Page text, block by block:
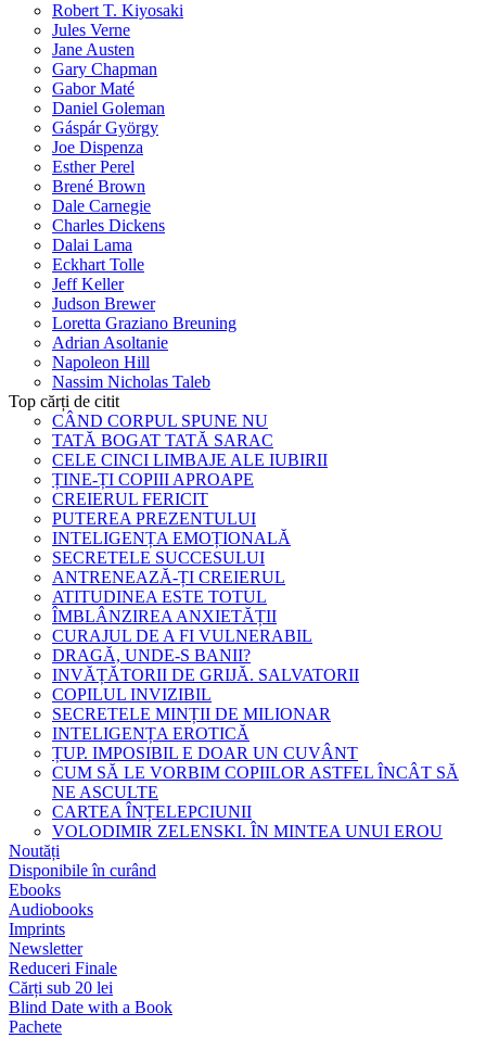
Robert T. Kiyosaki
Jules Verne
Jane Austen
Gary Chapman
Gabor Maté
Daniel Goleman
Gáspár György
Joe Dispenza
Esther Perel
Brené Brown
Dale Carnegie
Charles Dickens
Dalai Lama
Eckhart Tolle
Jeff Keller
Judson Brewer
Loretta Graziano Breuning
Adrian Asoltanie
Napoleon Hill
Nassim Nicholas Taleb
Top cărți de citit
CÂND CORPUL SPUNE NU
TATĂ BOGAT TATĂ SARAC
CELE CINCI LIMBAJE ALE IUBIRII
ȚINE-ȚI COPIII APROAPE
CREIERUL FERICIT
PUTEREA PREZENTULUI
INTELIGENȚA EMOȚIONALĂ
SECRETELE SUCCESULUI
ANTRENEAZĂ-ȚI CREIERUL
ATITUDINEA ESTE TOTUL
ÎMBLÂNZIREA ANXIETĂȚII
CURAJUL DE A FI VULNERABIL
DRAGĂ, UNDE-S BANII?
INVĂȚĂTORII DE GRIJĂ. SALVATORII
COPILUL INVIZIBIL
SECRETELE MINȚII DE MILIONAR
INTELIGENȚA EROTICĂ
ȚUP. IMPOSIBIL E DOAR UN CUVÂNT
CUM SĂ LE VORBIM COPIILOR ASTFEL ÎNCÂT SĂ
NE ASCULTE
CARTEA ÎNȚELEPCIUNII
VOLODIMIR ZELENSKI. ÎN MINTEA UNUI EROU
Noutăți
Disponibile în curând
Ebooks
Audiobooks
Imprints
Newsletter
Reduceri Finale
Cărți sub 20 lei
Blind Date with a Book
Pachete